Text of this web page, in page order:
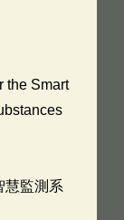
the Smart
慧監測系